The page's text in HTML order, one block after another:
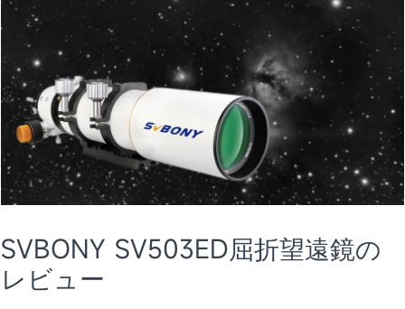
SVBONY SV503ED屈折望遠鏡の
レビュー